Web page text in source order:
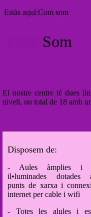
Estàs aquí:Com som
Som
El nostre centre té dues
nivell, un total de 18 amb
Disposem de:
- Aules àmplies i
il•luminades dotades
punts de xarxa i
internet per cable i wifi
- Totes les alules i